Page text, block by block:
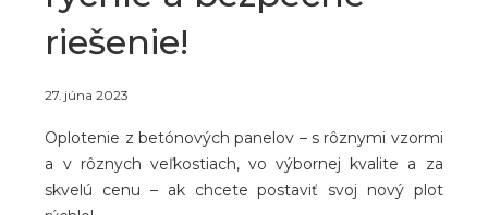
riešenie!
27. júna 2023
Oplotenie z betónových panelov – s rôznymi vzormi
a v rôznych veľkostiach, vo výbornej kvalite a za
skvelú cenu – ak chcete postaviť svoj nový plot